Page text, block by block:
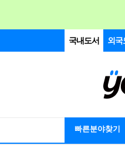
국내도서 외국
빠른분야찾기